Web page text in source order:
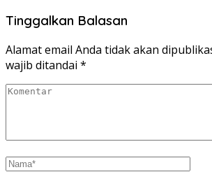
Tinggalkan Balasan
Alamat email Anda tidak akan
wajib ditandai *